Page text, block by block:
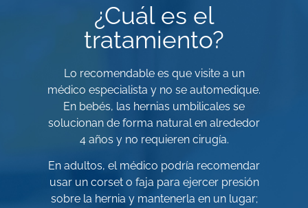
¿Cuál es el
tratamiento?
Lo recomendable es que visite a un
médico especialista y no se automedique.
En bebés, las hernias umbilicales se
solucionan de forma natural en alrededor
4 años y no requieren cirugía.
En adultos, el médico podría recomendar
usar un corset o faja para ejercer presión
sobre la hernia y mantenerla en un lugar;